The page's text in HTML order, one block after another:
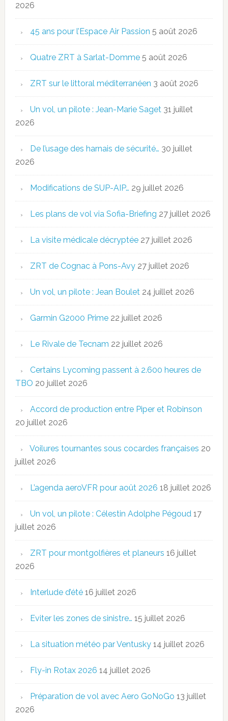
2026
45 ans pour l’Espace Air Passion 5 août 2026
Quatre ZRT à Sarlat-Domme 5 août 2026
ZRT sur le littoral méditerranéen 3 août 2026
Un vol, un pilote : Jean-Marie Saget 31 juillet
2026
De l’usage des harnais de sécurité… 30 juillet
2026
Modifications de SUP-AIP… 29 juillet 2026
Les plans de vol via Sofia-Briefing 27 juillet 2026
La visite médicale décryptée 27 juillet 2026
ZRT de Cognac à Pons-Avy 27 juillet 2026
Un vol, un pilote : Jean Boulet 24 juillet 2026
Garmin G2000 Prime 22 juillet 2026
Le Rivale de Tecnam 22 juillet 2026
Certains Lycoming passent à 2.600 heures de
TBO 20 juillet 2026
Accord de production entre Piper et Robinson
20 juillet 2026
Voilures tournantes sous cocardes françaises 20
juillet 2026
L’agenda aeroVFR pour août 2026 18 juillet 2026
Un vol, un pilote : Célestin Adolphe Pégoud 17
juillet 2026
ZRT pour montgolfières et planeurs 16 juillet
2026
Interlude d’été 16 juillet 2026
Eviter les zones de sinistre… 15 juillet 2026
La situation météo par Ventusky 14 juillet 2026
Fly-in Rotax 2026 14 juillet 2026
Préparation de vol avec Aero GoNoGo 13 juillet
2026